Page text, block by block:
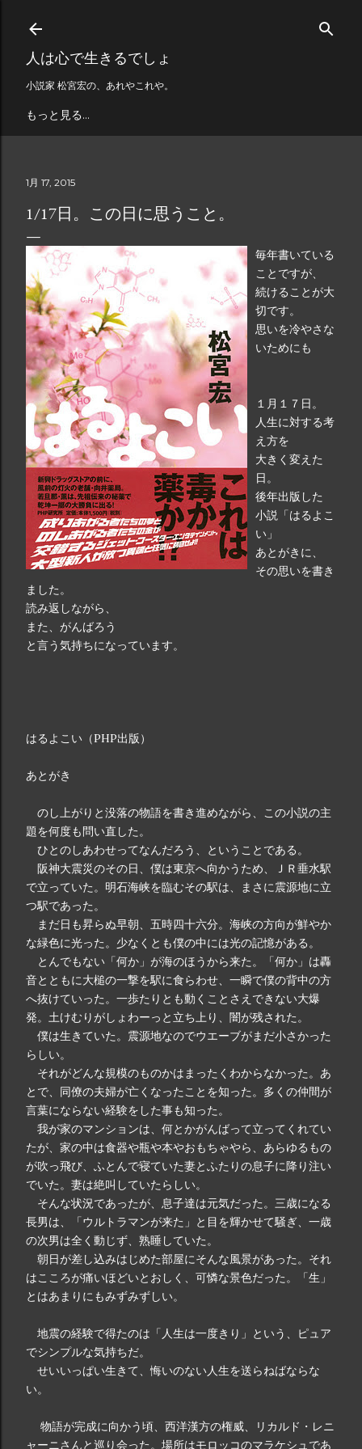
スキップしてメイン コンテンツに移動
人は心で生きるでしょ
小説家 松宮宏の、あれやこれや。
もっと見る…
1月 17, 2015
1/17日。この日に思うこと。
毎年書いている
ことですが、
続けることが大
切です。
思いを冷やさな
いためにも
１月１７日。
人生に対する考
え方を
大きく変えた
日。
後年出版した
小説「はるよこ
い」
あとがきに、
その思いを書き
ました。
読み返しながら、
また、がんばろう
と言う気持ちになっています。
はるよこい（PHP出版）
あとがき
のし上がりと没落の物語を書き進めながら、この小説の主
題を何度も問い直した。
ひとのしあわせってなんだろう、ということである。
阪神大震災のその日、僕は東京へ向かうため、ＪＲ垂水駅
で立っていた。明石海峡を臨むその駅は、まさに震源地に立
つ駅であった。
まだ日も昇らぬ早朝、五時四十六分。海峡の方向が鮮やか
な緑色に光った。少なくとも僕の中には光の記憶がある。
とんでもない「何か」が海のほうから来た。「何か」は轟
音とともに大槌の一撃を駅に食らわせ、一瞬で僕の背中の方
へ抜けていった。一歩たりとも動くことさえできない大爆
発。土けむりがしょわーっと立ち上り、闇が残された。
僕は生きていた。震源地なのでウエーブがまだ小さかった
らしい。
それがどんな規模のものかはまったくわからなかった。あ
とで、同僚の夫婦が亡くなったことを知った。多くの仲間が
言葉にならない経験をした事も知った。
我が家のマンションは、何とかがんばって立ってくれてい
たが、家の中は食器や瓶や本やおもちゃやら、あらゆるもの
が吹っ飛び、ふとんで寝ていた妻とふたりの息子に降り注い
でいた。妻は絶叫していたらしい。
そんな状況であったが、息子達は元気だった。三歳になる
長男は、「ウルトラマンが来た」と目を輝かせて騒ぎ、一歳
の次男は全く動じず、熟睡していた。
朝日が差し込みはじめた部屋にそんな風景があった。それ
はこころが痛いほどいとおしく、可憐な景色だった。「生」
とはあまりにもみずみずしい。
地震の経験で得たのは「人生は一度きり」という、ピュア
でシンプルな気持ちだ。
せいいっぱい生きて、悔いのない人生を送らねばならな
い。
物語が完成に向かう頃、西洋漢方の権威、リカルド・レニ
ャーニさんと巡り会った。場所はモロッコのマラケシュであ